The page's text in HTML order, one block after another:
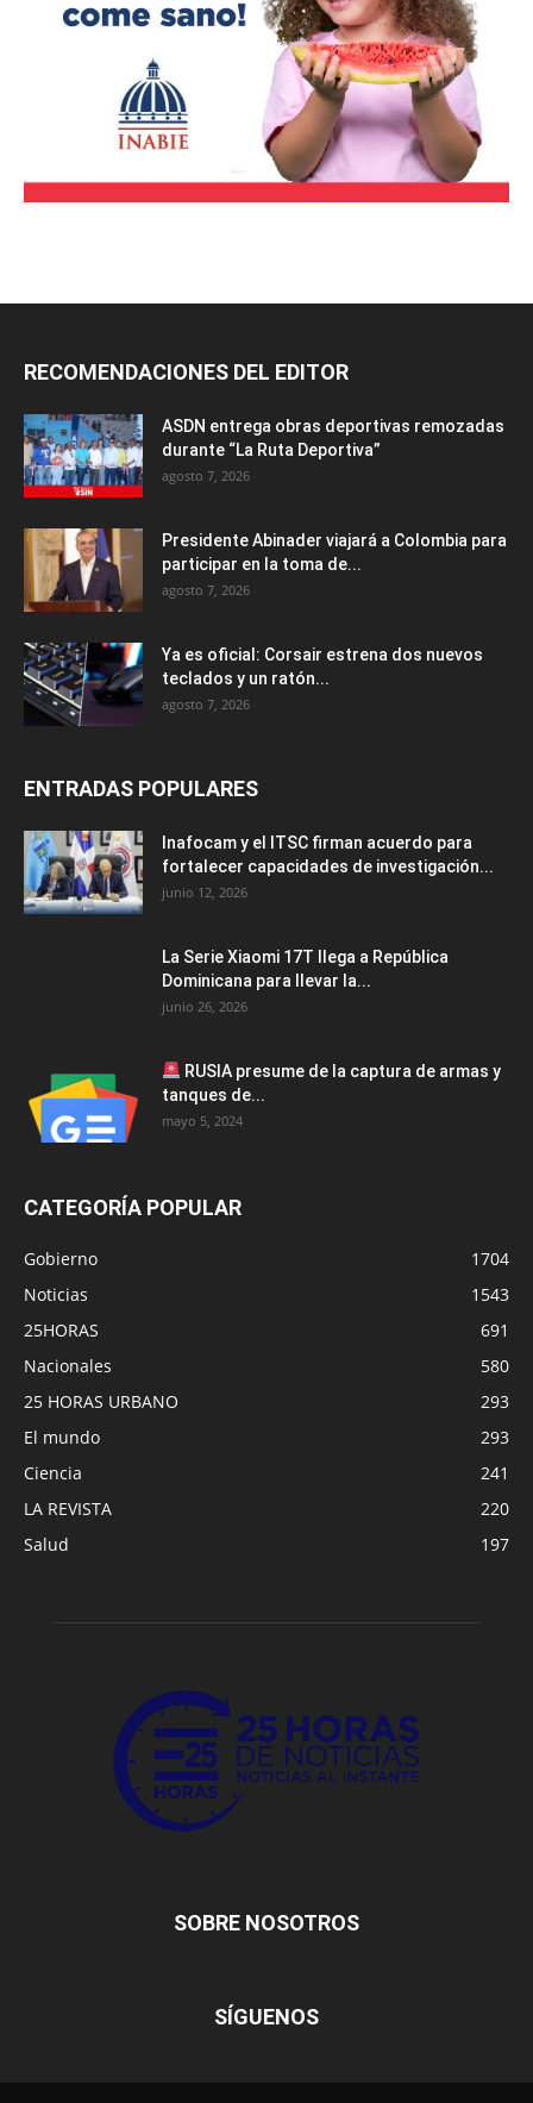
RECOMENDACIONES DEL EDITOR
ASDN entrega obras deportivas remozadas
durante “La Ruta Deportiva”
agosto 7, 2026
Presidente Abinader viajará a Colombia para
participar en la toma de...
agosto 7, 2026
Ya es oficial: Corsair estrena dos nuevos
teclados y un ratón...
agosto 7, 2026
ENTRADAS POPULARES
Inafocam y el ITSC firman acuerdo para
fortalecer capacidades de investigación...
junio 12, 2026
La Serie Xiaomi 17T llega a República
Dominicana para llevar la...
junio 26, 2026
RUSIA presume de la captura de armas y
tanques de...
mayo 5, 2024
CATEGORÍA POPULAR
Gobierno
1704
Noticias
1543
25HORAS
691
Nacionales
580
25 HORAS URBANO
293
El mundo
293
Ciencia
241
LA REVISTA
220
Salud
197
SOBRE NOSOTROS
SÍGUENOS